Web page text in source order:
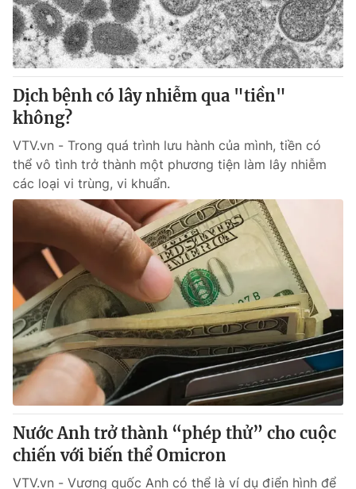
Theo dõi báo trên
Cơ quan chủ quản:Đài Truyền hình Việt Nam
Cơ quan báo chí:Thời báo VTV
Giấy phép hoạt động báo in và báo điện tử số 483/GP-BTTTT
cấp ngày 29/12/2023
Tổng Biên tập:Vũ Thanh Thủy
Phó Tổng Biên tập:Nguyễn Thị Mỹ Hạnh, Phạm Quốc Thắng,
Nguyễn Trọng Ninh
Tổng đài VTV:024.38 355 931 - 024.38 355 932
Ðiện thoại Thời báo VTV:024.66 897 897
Email:toasoan@vtv.vn
Liên hệ quảng cáo:
024-7300.7108
Dịch bệnh có lây nhiễm qua "tiền"
không?
VTV.vn - Trong quá trình lưu hành của mình, tiền có
thể vô tình trở thành một phương tiện làm lây nhiễm
các loại vi trùng, vi khuẩn.
Nước Anh trở thành “phép thử” cho cuộc
chiến với biến thể Omicron
VTV.vn - Vương quốc Anh có thể là ví dụ điển hình để